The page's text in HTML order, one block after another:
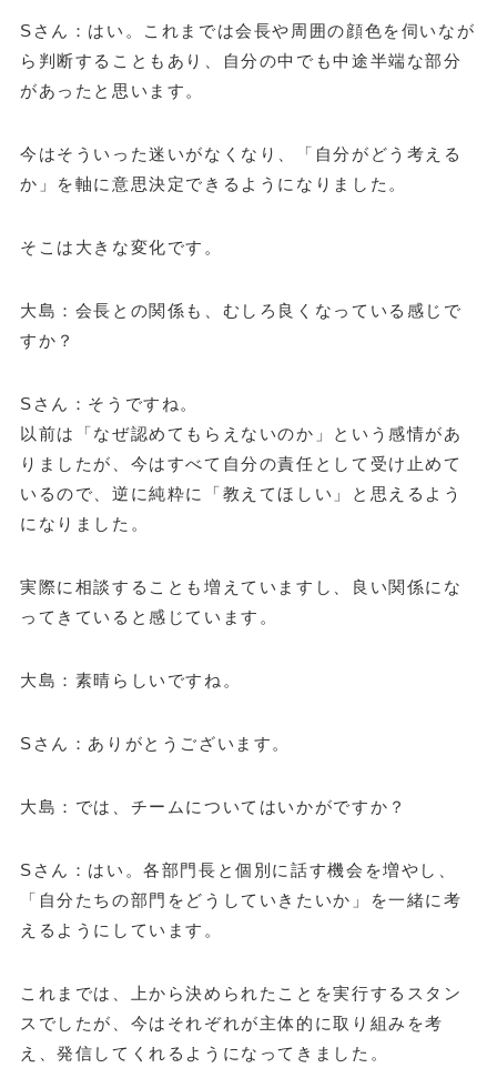
Sさん：はい。これまでは会長や周囲の顔色を伺いなが
ら判断することもあり、自分の中でも中途半端な部分
があったと思います。
今はそういった迷いがなくなり、「自分がどう考える
か」を軸に意思決定できるようになりました。
そこは大きな変化です。
大島：会長との関係も、むしろ良くなっている感じで
すか？
Sさん：そうですね。
以前は「なぜ認めてもらえないのか」という感情があ
りましたが、今はすべて自分の責任として受け止めて
いるので、逆に純粋に「教えてほしい」と思えるよう
になりました。
実際に相談することも増えていますし、良い関係にな
ってきていると感じています。
大島：素晴らしいですね。
Sさん：ありがとうございます。
大島：では、チームについてはいかがですか？
Sさん：はい。各部門長と個別に話す機会を増やし、
「自分たちの部門をどうしていきたいか」を一緒に考
えるようにしています。
これまでは、上から決められたことを実行するスタン
スでしたが、今はそれぞれが主体的に取り組みを考
え、発信してくれるようになってきました。